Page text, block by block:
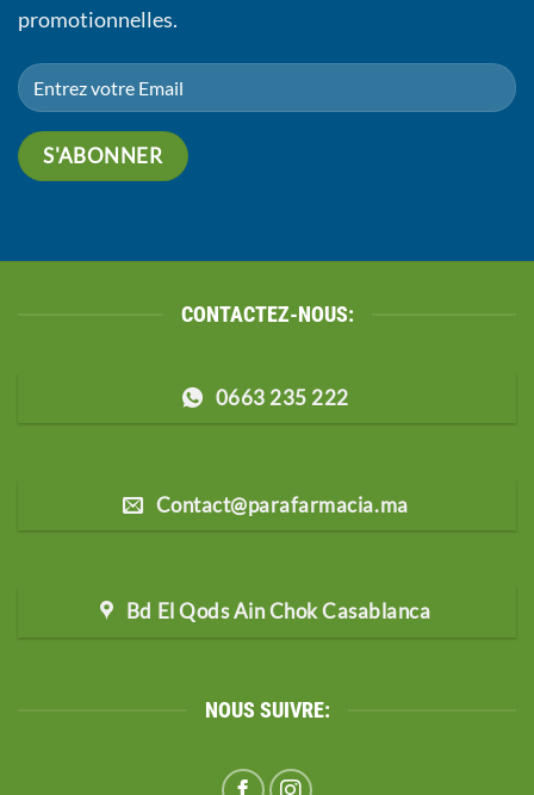
promotionnelles.
CONTACTEZ-NOUS:
0663 235 222
Contact@parafarmacia.ma
Bd El Qods Ain Chok Casablanca
NOUS SUIVRE: